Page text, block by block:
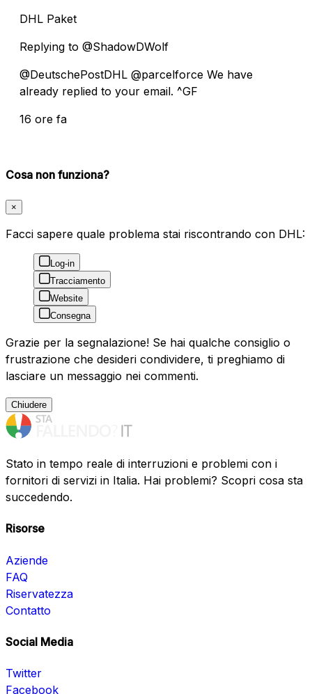
DHL Paket
Replying to @ShadowDWolf
@DeutschePostDHL @parcelforce We have
already replied to your email. ^GF
16 ore fa
Cosa non funziona?
×
Facci sapere quale problema stai riscontrando con DHL:
Log-in
Tracciamento
Website
Consegna
Grazie per la segnalazione! Se hai qualche consiglio o
frustrazione che desideri condividere, ti preghiamo di
lasciare un messaggio nei commenti.
Chiudere
Stato in tempo reale di interruzioni e problemi con i
fornitori di servizi in Italia. Hai problemi? Scopri cosa sta
succedendo.
Risorse
Aziende
FAQ
Riservatezza
Contatto
Social Media
Twitter
Facebook